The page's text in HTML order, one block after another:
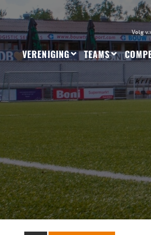
VERENIGING TEAMS